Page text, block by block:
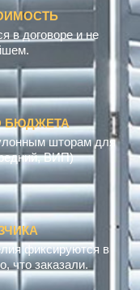
в договоре и не
БЮДЖЕТА
шторам для
ВИП)
фиксируются в
что заказали.